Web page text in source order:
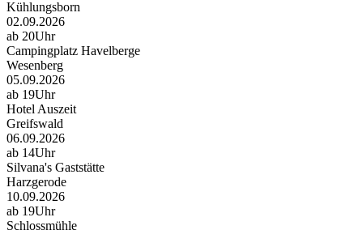
Kühlungsborn
02.09.2026
ab 20Uhr
Campingplatz Havelberge
Wesenberg
05.09.2026
ab 19Uhr
Hotel Auszeit
Greifswald
06.09.2026
ab 14Uhr
Silvana's Gaststätte
Harzgerode
10.09.2026
ab 19Uhr
Schlossmühle